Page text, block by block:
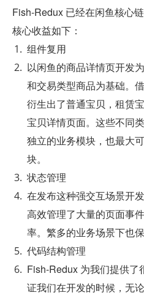
Fish-Redux 已经在闲鱼核心
核心收益如下：
组件复用
以闲鱼的商品详情页开发
和交易类型商品为基础。
衍生出了普通宝贝，租赁
宝贝详情页面。这些不同
独立的业务模块，也最大
块。
状态管理
在发布这种强交互场景开
高效管理了大量的页面事
率。繁多的业务场景下也
代码结构管理
Fish-Redux 为我们提供了
证我们在开发的时候，无